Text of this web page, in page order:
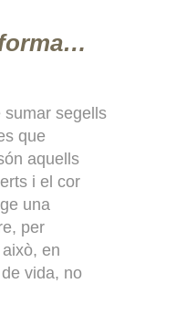
sumar segells
que
aquells
i el cor
una
per
en
vida, no